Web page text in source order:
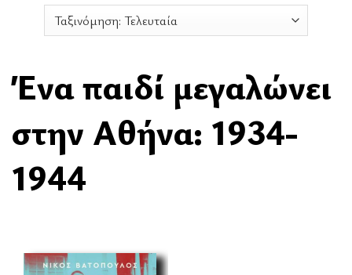
Ένα παιδί μεγαλώνει
στην Αθήνα: 1934-
1944